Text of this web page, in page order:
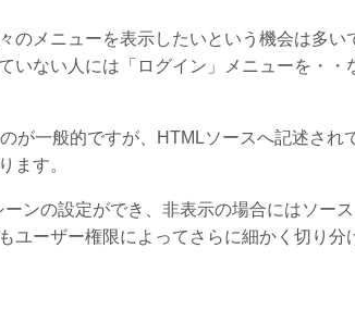
のメニューを表示したいという機会は多い
いない人には「ログイン」メニューを・・
が一般的ですが、HTMLソースへ記述され
ます。
ンの設定ができ、非表示の場合にはソース
ユーザー権限によってさらに細かく切り分